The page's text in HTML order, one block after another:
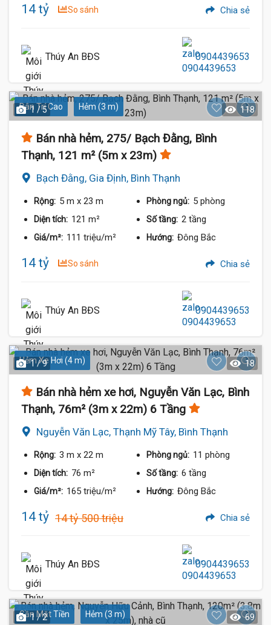
14 tỷ So sánh Chia sẻ
Thúy An BĐS 0904439653
Dân Trí Cao Hẻm (3 m)
1 / 5 118
Bán nhà hẻm, 275/ Bạch Đằng, Bình
Thạnh, 121 m² (5m x 23m)
Bạch Đằng, Gia Định, Bình Thạnh
Rộng: 5 m x 23 m Phòng ngủ: 5 phòng
Diện tích: 121 m² Số tầng: 2 tầng
Giá/m²: 111 triệu/m² Hướng: Đông Bắc
14 tỷ So sánh Chia sẻ
Thúy An BĐS 0904439653
Hẻm Xe Hơi (4 m)
1 / 9 18
Bán nhà hẻm xe hơi, Nguyễn Văn Lạc, Bình
Thạnh, 76m² (3m x 22m) 6 Tầng
Nguyễn Văn Lạc, Thạnh Mỹ Tây, Bình Thạnh
Rộng: 3 m x 22 m Phòng ngủ: 11 phòng
Diện tích: 76 m² Số tầng: 6 tầng
Giá/m²: 165 triệu/m² Hướng: Đông Bắc
14 tỷ 14 tỷ 500 triệu Chia sẻ
Thúy An BĐS 0904439653
Gần Mặt Tiền Hẻm (3 m)
1 / 2 69